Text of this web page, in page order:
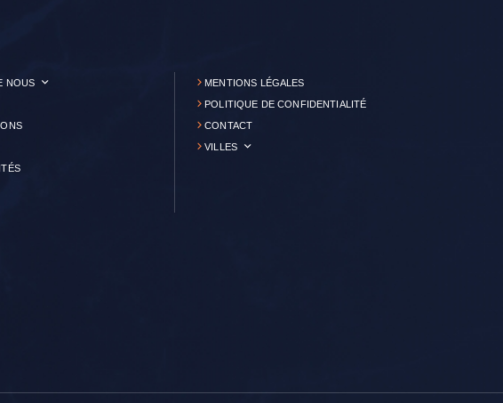
NOUS
MENTIONS LÉGALES
POLITIQUE DE CONFIDENTIALITÉ
CONTACT
VILLES